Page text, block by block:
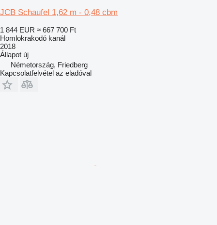
JCB Schaufel 1,62 m - 0,48 cbm
1 844 EUR ≈ 667 700 Ft
Homlokrakodó kanál
2018
Állapot új
Németország, Friedberg
Kapcsolatfelvétel az eladóval